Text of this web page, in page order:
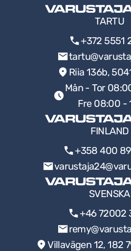
TARTU
+372 5551
Riia 136b,
Mån - Tor
Fre 08:00 -
FINLAND
+358 400
SVENSKA
+46 72002
Villavägen 12, 182